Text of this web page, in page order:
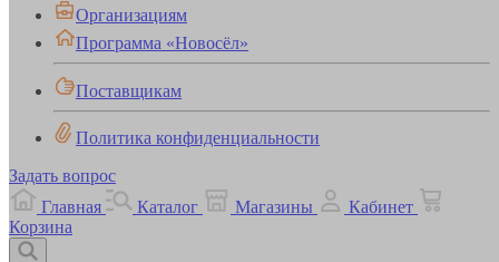
Организациям
Программа «Новосёл»
Поставщикам
Политика конфиденциальности
Задать вопрос
Главная
Каталог Магазины
Кабинет
Корзина